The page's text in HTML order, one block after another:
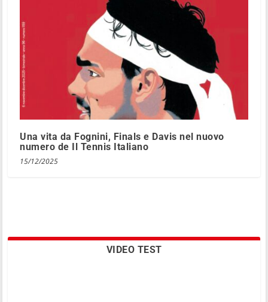
Una vita da Fognini, Finals e Davis nel nuovo
numero de Il Tennis Italiano
15/12/2025
VIDEO TEST